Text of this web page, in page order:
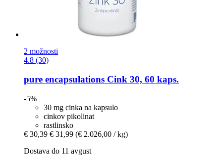
2 možnosti
4.8 (30)
pure encapsulations Cink 30, 60 kaps.
-5%
30 mg cinka na kapsulo
cinkov pikolinat
rastlinsko
€ 30,39 € 31,99 (€ 2.026,00 / kg)
Dostava do 11 avgust